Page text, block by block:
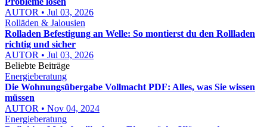
AUTOR • Jul 03, 2026
Rolläden & Jalousien
Rolladen Befestigung an Welle: So montierst du den Rollladen
richtig und sicher
AUTOR • Jul 03, 2026
Beliebte Beiträge
Energieberatung
Die Wohnungsübergabe Vollmacht PDF: Alles, was Sie wissen
müssen
AUTOR • Nov 04, 2024
Energieberatung